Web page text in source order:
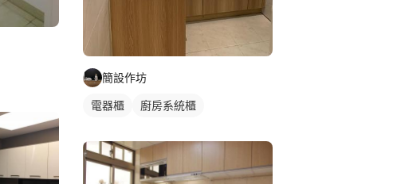
簡設作坊
電器櫃 廚房系統櫃